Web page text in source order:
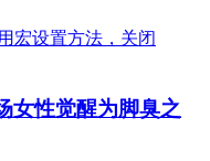
女性觉醒为脚臭之